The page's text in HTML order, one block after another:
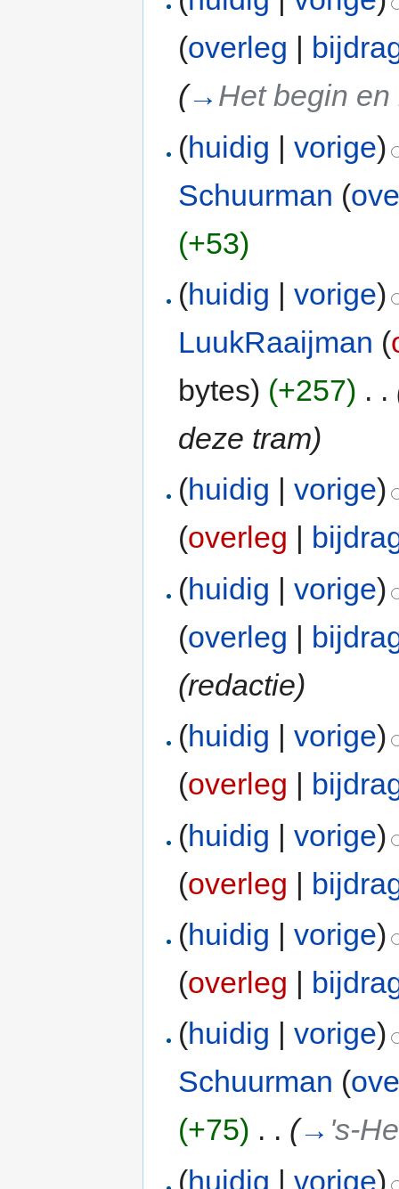
(overleg |
(→ Het begin
(huidig |vorige)
Schuurman (
(+53)
(huidig |vorige)
LuukRaaijman (
bytes) (+257) . .
deze tram)
(huidig |vorige)
(overleg
(huidig |vorige)
(overleg |
(redactie)
(huidig |vorige)
(overleg |
(huidig |vorige)
(overleg |
(huidig |vorige)
(overleg |
(huidig |vorige)
Schuurman (
(+75) . . (→ 's-
(huidig |vorige)